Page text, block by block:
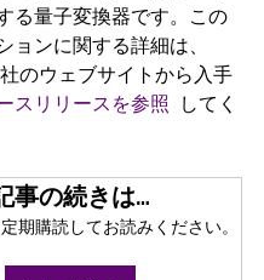
る量子変換器です。この
ョンに関する詳細は、
のウェブサイトから入手
スリリースを参照
してく
事の続きは…
期購読してお読みください。